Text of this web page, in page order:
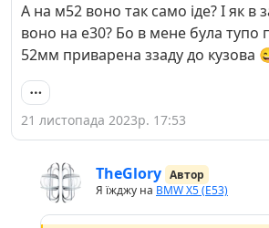
А на м52 воно так само іде? І як в
воно на е30? Бо в мене була тупо
52мм приварена ззаду до кузова
21 листопада 2023р. 17:53
TheGlory Автор
Я їжджу на BMW X5 (E53)